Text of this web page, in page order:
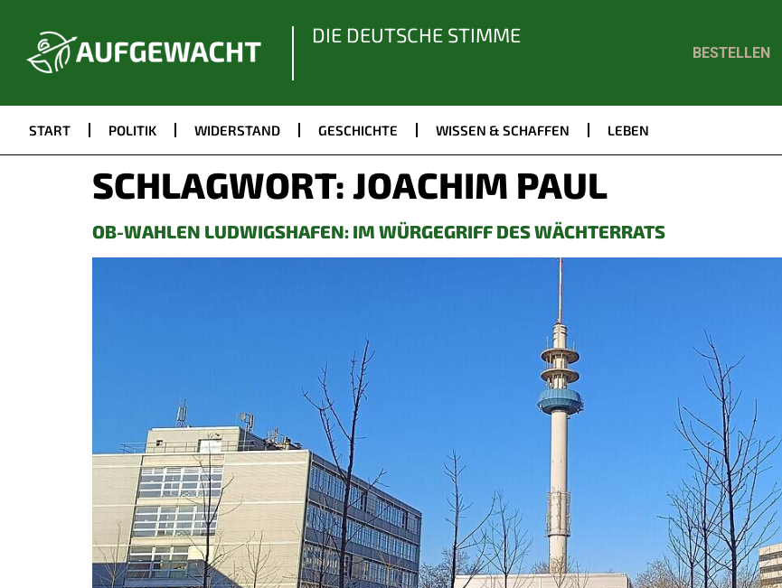
DIE DEUTSCHE STIMME
BESTELLEN
START POLITIK WIDERSTAND GESCHICHTE WISSEN & SCHAFFEN LEBEN
SCHLAGWORT: JOACHIM PAUL
OB-WAHLEN LUDWIGSHAFEN: IM WÜRGEGRIFF DES WÄCHTERRATS